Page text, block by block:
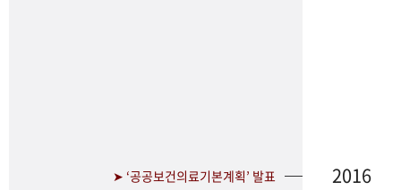
➤ ‘공공보건의료기본계획’ 발표 2016